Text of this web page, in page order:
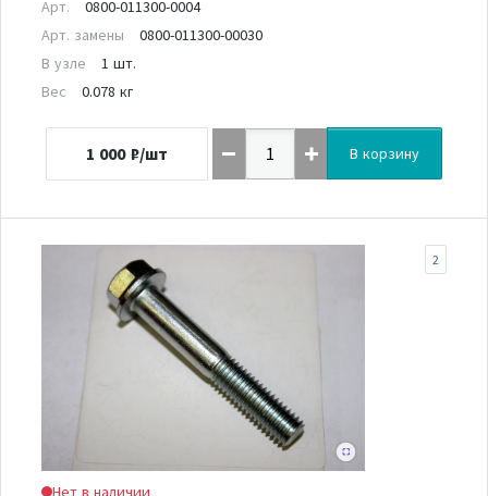
Арт.
0800-011300-0004
Арт. замены
0800-011300-00030
В узле
1 шт.
Вес
0.078 кг
1 000 ₽/шт В корзину
Нет в наличии
2